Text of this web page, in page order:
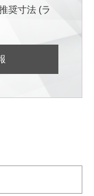
奨寸法 (ラ